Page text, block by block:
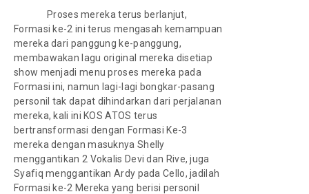
Proses mereka terus berlanjut,
Formasi ke-2 ini terus mengasah kemampuan
mereka dari panggung ke-panggung,
membawakan lagu original mereka disetiap
show menjadi menu proses mereka pada
Formasi ini, namun lagi-lagi bongkar-pasang
personil tak dapat dihindarkan dari perjalanan
mereka, kali ini KOS ATOS terus
bertransformasi dengan Formasi Ke-3
mereka dengan masuknya Shelly
menggantikan 2 Vokalis Devi dan Rive, juga
Syafiq menggantikan Ardy pada Cello, jadilah
Formasi ke-2 Mereka yang berisi personil